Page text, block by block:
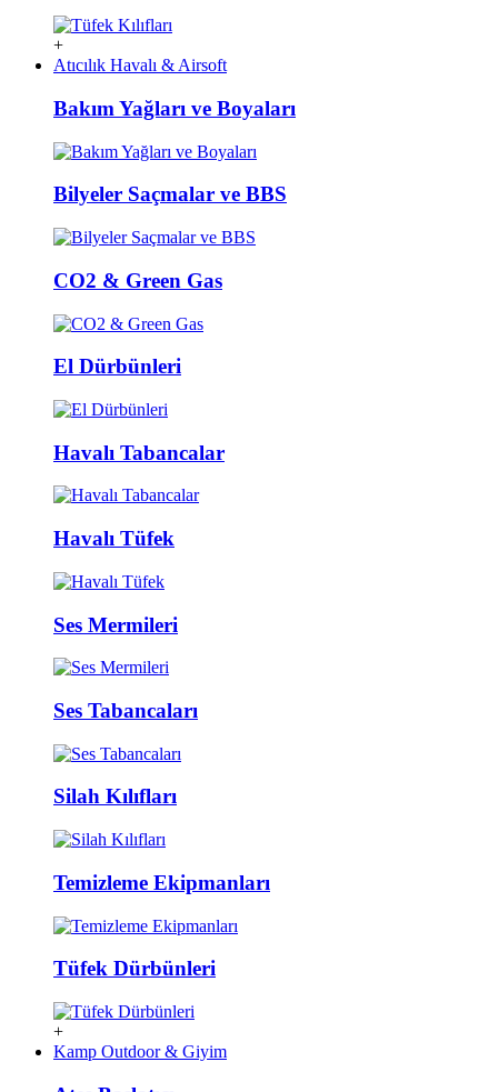
+
Atıcılık Havalı & Airsoft
Bakım Yağları ve Boyaları
Bilyeler Saçmalar ve BBS
CO2 & Green Gas
El Dürbünleri
Havalı Tabancalar
Havalı Tüfek
Ses Mermileri
Ses Tabancaları
Silah Kılıfları
Temizleme Ekipmanları
Tüfek Dürbünleri
+
Kamp Outdoor & Giyim